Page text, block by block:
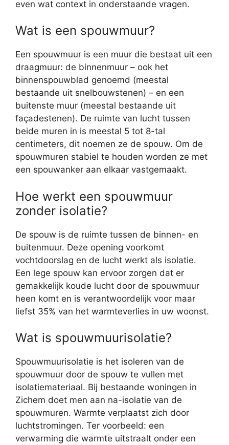
even wat context in onderstaande vragen.
Wat is een spouwmuur?
Een spouwmuur is een muur die bestaat uit een
draagmuur: de binnenmuur – ook het
binnenspouwblad genoemd (meestal
bestaande uit snelbouwstenen) – en een
buitenste muur (meestal bestaande uit
façadestenen). De ruimte van lucht tussen
beide muren in is meestal 5 tot 8-tal
centimeters, dit noemen ze de spouw. Om de
spouwmuren stabiel te houden worden ze met
een spouwanker aan elkaar vastgemaakt.
Hoe werkt een spouwmuur
zonder isolatie?
De spouw is de ruimte tussen de binnen- en
buitenmuur. Deze opening voorkomt
vochtdoorslag en de lucht werkt als isolatie.
Een lege spouw kan ervoor zorgen dat er
gemakkelijk koude lucht door de spouwmuur
heen komt en is verantwoordelijk voor maar
liefst 35% van het warmteverlies in uw woonst.
Wat is spouwmuurisolatie?
Spouwmuurisolatie is het isoleren van de
spouwmuur door de spouw te vullen met
isolatiemateriaal. Bij bestaande woningen in
Zichem doet men aan na-isolatie van de
spouwmuren. Warmte verplaatst zich door
luchtstromingen. Ter voorbeeld: een
verwarming die warmte uitstraalt onder een